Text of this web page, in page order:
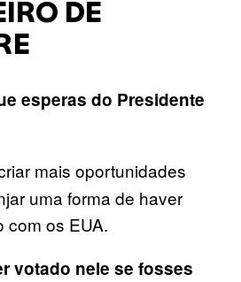
DE
esperas do Presidente
mais oportunidades
uma forma de haver
com os EUA.
votado nele se fosses